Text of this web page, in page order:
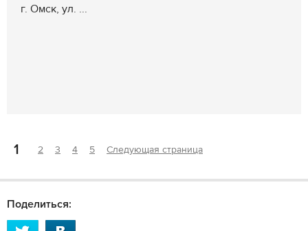
г. Омск, ул. ...
1 2 3 4 5 Следующая страница
Поделиться: